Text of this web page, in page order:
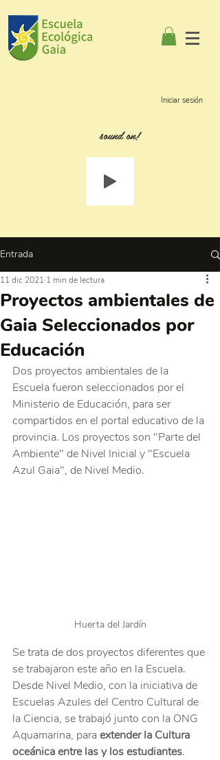
Iniciar sesión
sound on!
Entrada
Proyectos ambientales de
Gaia Seleccionados por
Educación
11 dic 2021 1 min de lectura
Dos proyectos ambientales de la
Escuela fueron seleccionados por el
Ministerio de Educación, para ser
compartidos en el portal educativo de la
provincia. Los proyectos son "Parte del
Ambiente" de Nivel Inicial y "Escuela
Azul Gaia", de Nivel Medio.
Huerta del Jardín
Se trata de dos proyectos diferentes que
se trabajaron este año en la Escuela.
Desde Nivel Medio, con la iniciativa de
Escuelas Azules del Centro Cultural de
la Ciencia, se trabajó junto con la ONG
Aquamarina, para extender la Cultura
oceánica entre las y los estudiantes.